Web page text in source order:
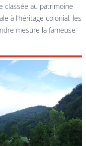
classée au patrimoine
à l’héritage colonial, les
mesure la fameuse